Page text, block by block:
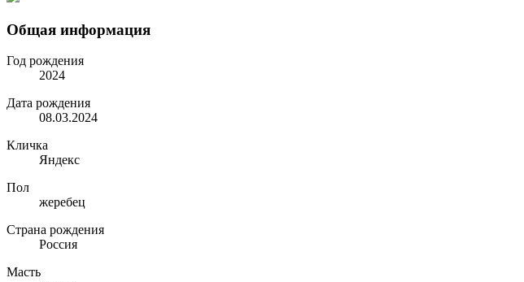
Общая информация
Год рождения
2024
Дата рождения
08.03.2024
Кличка
Яндекс
Пол
жеребец
Страна рождения
Россия
Масть